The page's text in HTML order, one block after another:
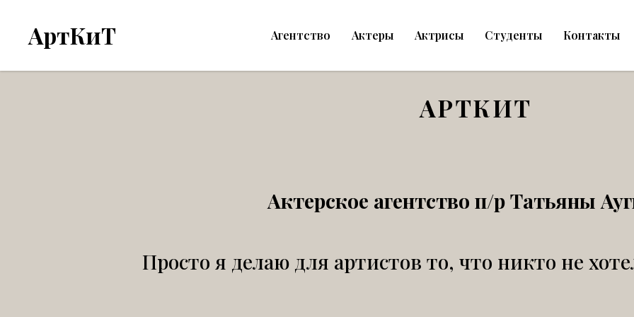
АртКиТ Агентство Актеры Актрисы Студенты Контакты
АРТКИТ
Актерское агентство п/р Татьяны
Просто я делаю для артистов то, что никто не